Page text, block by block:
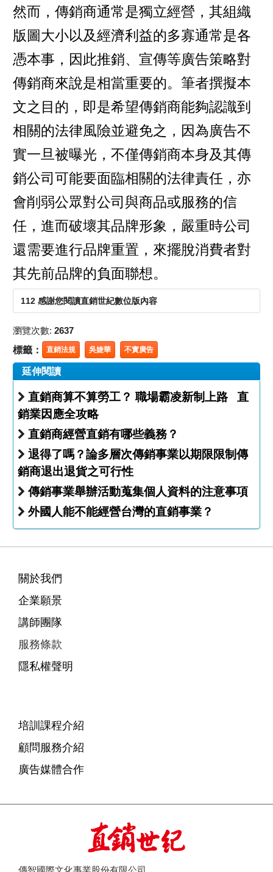
然而，傳銷商通常是獨立經營，其組織
版圖大小以及經濟利益的多寡通常是各
憑本事，因此推銷、宣傳等廣告策略對
傳銷商來說是相當重要的。筆者撰擬本
文之目的，即是希望傳銷商能夠認識到
相關的法律風險並避免之，因為廣告不
實一旦被曝光，不僅傳銷商本身及其傳
銷公司可能要面臨相關的法律責任，亦
會削弱公眾對公司與商品或服務的信
任，進而破壞其品牌形象，嚴重時公司
還需要進行品牌重置，來擺脫消費者對
其先前品牌的負面聯想。
112 感謝您閱讀直銷世紀數位版內容
瀏覽次數: 2637
標籤： 直銷法規 吳婕華 不實廣告
延伸閱讀
直銷商算不算勞工？ 職場霸凌新制上路 直
銷業因應全攻略
直銷商經營直銷有哪些義務？
退得了嗎？論多層次傳銷事業以期限限制傳
銷商退出退貨之可行性
傳銷事業舉辦活動蒐集個人資料的注意事項
外國人能不能經營台灣的直銷事業？
關於我們
企業願景
講師團隊
服務條款
隱私權聲明
培訓課程介紹
顧問服務介紹
廣告媒體合作
傳智國際文化事業股份有限公司